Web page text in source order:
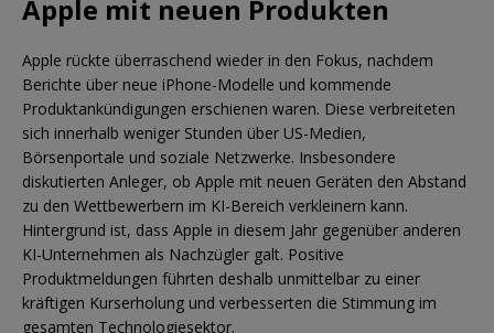
Apple mit neuen Produkten
Apple rückte überraschend wieder in den Fokus, nachdem
Berichte über neue iPhone-Modelle und kommende
Produktankündigungen erschienen waren. Diese verbreiteten
sich innerhalb weniger Stunden über US-Medien,
Börsenportale und soziale Netzwerke. Insbesondere
diskutierten Anleger, ob Apple mit neuen Geräten den Abstand
zu den Wettbewerbern im KI-Bereich verkleinern kann.
Hintergrund ist, dass Apple in diesem Jahr gegenüber anderen
KI-Unternehmen als Nachzügler galt. Positive
Produktmeldungen führten deshalb unmittelbar zu einer
kräftigen Kurserholung und verbesserten die Stimmung im
gesamten Technologiesektor.